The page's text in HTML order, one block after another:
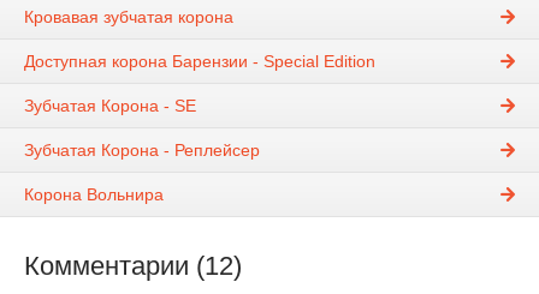
Кровавая зубчатая корона
Доступная корона Барензии - Special Edition
Зубчатая Корона - SE
Зубчатая Корона - Реплейсер
Корона Вольнира
Комментарии (12)